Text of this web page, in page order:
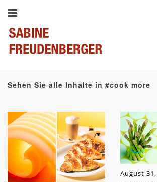
Sehen Sie alle Inhalte in #cook more
August